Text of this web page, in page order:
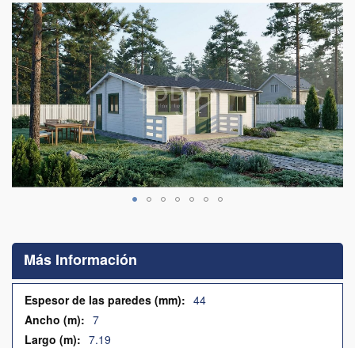
Saltar
al
final
de
la
galería
de
imágenes
comienzo
la
galería
imágenes
Más Información
Más
Información
44
7
7.19